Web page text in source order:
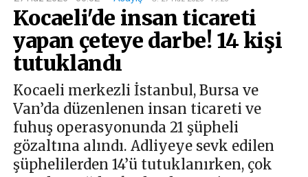
Kocaeli'de insan ticareti
yapan çeteye darbe! 14 kişi
tutuklandı
Kocaeli merkezli İstanbul, Bursa ve
Van’da düzenlenen insan ticareti ve
fuhuş operasyonunda 21 şüpheli
gözaltına alındı. Adliyeye sevk edilen
şüphelilerden 14’ü tutuklanırken, çok